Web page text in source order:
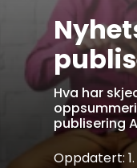
Hva har
publisering
Oppdatert: